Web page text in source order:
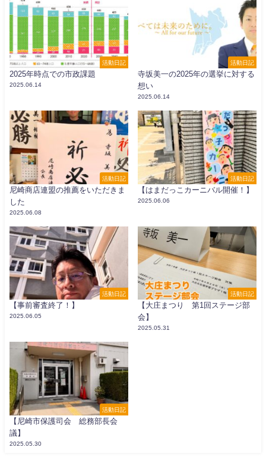
活動日記
2025年時点での市政課題
2025.06.14
活動日記
寺坂美一の2025年の選挙に対する
想い
2025.06.14
活動日記
尼崎商店連盟の推薦をいただきま
した
2025.06.08
活動日記
【はまだっこカーニバル開催！】
2025.06.06
活動日記
【事前審査終了！】
2025.06.05
活動日記
【大庄まつり 第1回ステージ部
会】
2025.05.31
活動日記
【尼崎市保護司会 総務部長会
議】
2025.05.30